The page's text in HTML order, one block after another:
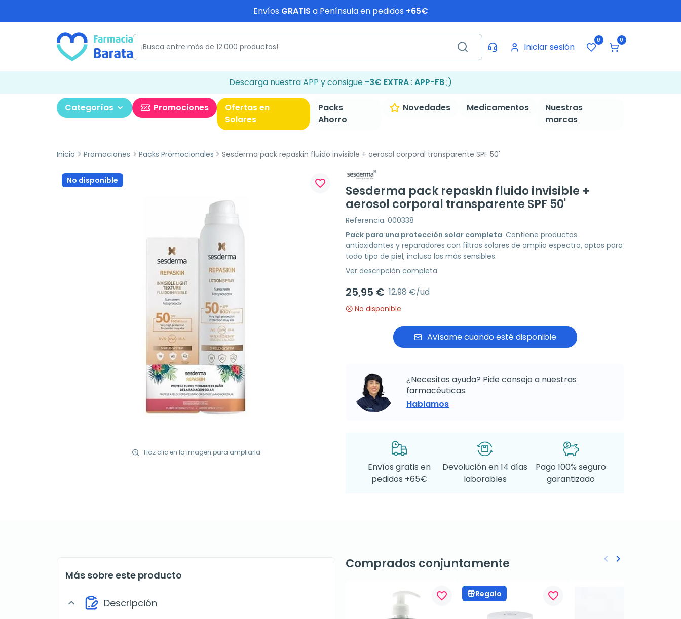
Envíos GRATIS a Península en pedidos +65€
Iniciar sesión
0 0
Descarga nuestra APP y consigue -3€ EXTRA: APP-FB;)
Categorías Promociones
Ofertas en
Solares
Packs
Ahorro
Novedades Medicamentos
Nuestras
marcas
Inicio Promociones Packs Promocionales Sesderma pack repaskin fluido invisible + aerosol corporal transparente SPF 50'
No disponible
Haz clic en la imagen para ampliarla
favorite_border
Sesderma pack repaskin fluido invisible +
aerosol corporal transparente SPF 50'
Referencia: 000338
Pack para una protección solar completa. Contiene productos
antioxidantes y reparadores con filtros solares de amplio espectro, aptos para
todo tipo de piel, incluso las más sensibles.
Ver descripción completa
25,95 € 12,98 €/ud
No disponible
Avísame cuando esté disponible
¿Necesitas ayuda? Pide consejo a nuestras
farmacéuticas.
Hablamos
Envíos gratis en
pedidos +65€
Devolución en 14 días
laborables
Pago 100% seguro
garantizado
Más sobre este producto
expand_more Descripción
Comprados conjuntamente
favorite_border Regalo favorite_border
Anterior
keyboard_arrow_left Siguiente
keyboard_arrow_right